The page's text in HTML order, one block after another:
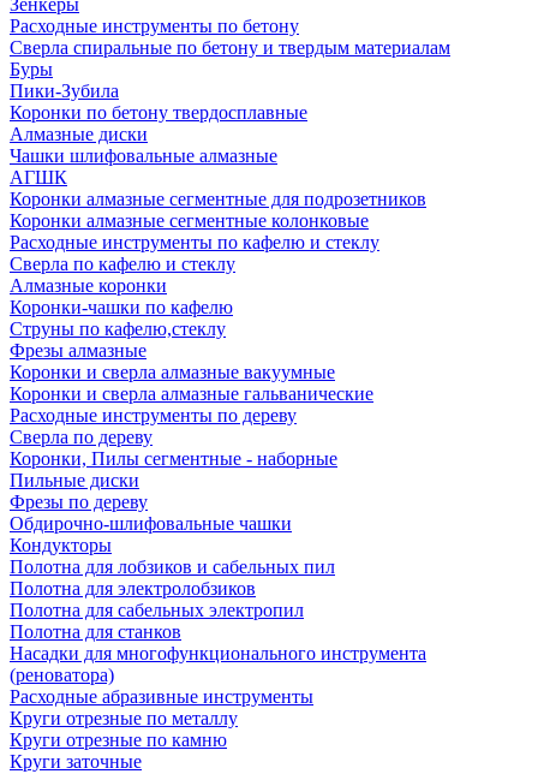
Зенкеры
Расходные инструменты по бетону
Сверла спиральные по бетону и твердым материалам
Буры
Пики-Зубила
Коронки по бетону твердосплавные
Алмазные диски
Чашки шлифовальные алмазные
АГШК
Коронки алмазные сегментные для подрозетников
Коронки алмазные сегментные колонковые
Расходные инструменты по кафелю и стеклу
Сверла по кафелю и стеклу
Алмазные коронки
Коронки-чашки по кафелю
Струны по кафелю,стеклу
Фрезы алмазные
Коронки и сверла алмазные вакуумные
Коронки и сверла алмазные гальванические
Расходные инструменты по дереву
Сверла по дереву
Коронки, Пилы сегментные - наборные
Пильные диски
Фрезы по дереву
Обдирочно-шлифовальные чашки
Кондукторы
Полотна для лобзиков и сабельных пил
Полотна для электролобзиков
Полотна для сабельных электропил
Полотна для станков
Насадки для многофункционального инструмента
(реноватора)
Расходные абразивные инструменты
Круги отрезные по металлу
Круги отрезные по камню
Круги заточные